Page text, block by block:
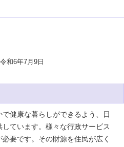
和6年7月9日
健康な暮らしができるよう、日
ています。様々な行政サービス
要です。その財源を住民が広く